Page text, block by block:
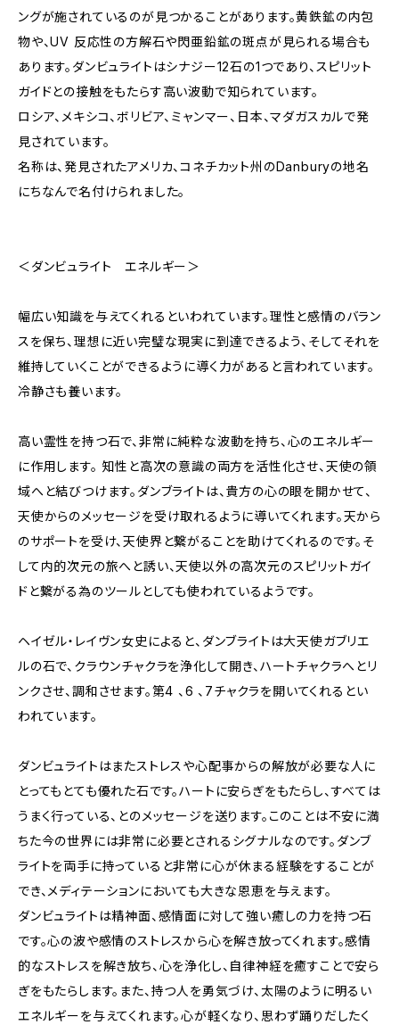
ングが施されているのが見つかることがあります。黄鉄鉱の内包
物や、UV 反応性の方解石や閃亜鉛鉱の斑点が見られる場合も
あります。ダンビュライトはシナジー12石の1つであり、スピリット
ガイドとの接触をもたらす高い波動で知られています。
ロシア、メキシコ、ボリビア、ミャンマー、日本、マダガスカルで発
見されています。
名称は、発見されたアメリカ、コネチカット州のDanburyの地名
にちなんで名付けられました。
＜ダンビュライト エネルギー＞
幅広い知識を与えてくれるといわれています。理性と感情のバラン
スを保ち、理想に近い完璧な現実に到達できるよう、そしてそれを
維持していくことができるように導く力があると言われています。
冷静さも養います。
高い霊性を持つ石で、非常に純粋な波動を持ち、心のエネルギー
に作用します。 知性と高次の意識の両方を活性化させ、天使の領
域へと結びつけます。ダンブライトは、貴方の心の眼を開かせて、
天使からのメッセージを受け取れるように導いてくれます。天から
のサポートを受け、天使界と繋がることを助けてくれるのです。そ
して内的次元の旅へと誘い、天使以外の高次元のスピリットガイ
ドと繋がる為のツールとしても使われているようです。
ヘイゼル・レイヴン女史によると、ダンブライトは大天使ガブリエ
ルの石で、クラウンチャクラを浄化して開き、ハートチャクラへとリ
ンクさせ、調和させます。第4 、6 、7チャクラを開いてくれるとい
われています。
ダンビュライトはまたストレスや心配事からの解放が必要な人に
とってもとても優れた石です。ハートに安らぎをもたらし、すべては
うまく行っている、とのメッセージを送ります。このことは不安に満
ちた今の世界には非常に必要とされるシグナルなのです。ダンブ
ライトを両手に持っていると非常に心が休まる経験をすることが
でき、メディテーションにおいても大きな恩恵を与えます。
ダンビュライトは精神面、感情面に対して強い癒しの力を持つ石
です。心の波や感情のストレスから心を解き放ってくれます。感情
的なストレスを解き放ち、心を浄化し、自律神経を癒すことで安ら
ぎをもたらします。また、持つ人を勇気づけ、太陽のように明るい
エネルギーを与えてくれます。心が軽くなり、思わず踊りだしたく